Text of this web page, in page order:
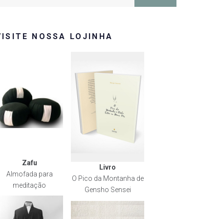
NOSSA LOJINHA
Zafu
Almofada para
meditação
Livro
O Pico da Montanha de
Gensho Sensei